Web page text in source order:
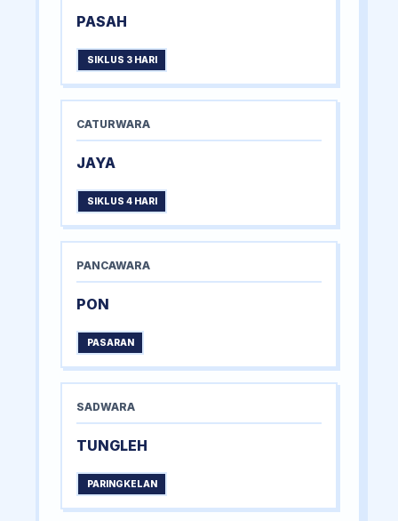
PASAH
SIKLUS 3 HARI
CATURWARA
JAYA
SIKLUS 4 HARI
PANCAWARA
PON
PASARAN
SADWARA
TUNGLEH
PARINGKELAN